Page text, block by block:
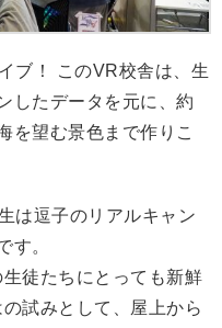
ブ！ このVR校舎は、生
したデータを元に、約
を望む景色まで作りこ
は逗子のリアルキャン
す。
徒たちにとっても新鮮
試みとして、屋上から